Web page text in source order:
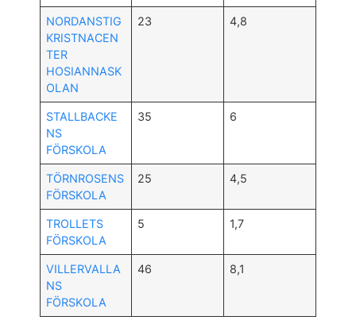
NORDANSTIG
KRISTNACEN
TER
HOSIANNASK
OLAN
23 4,8
STALLBACKE
NS
FÖRSKOLA
35 6
TÖRNROSENS
FÖRSKOLA
25 4,5
TROLLETS
FÖRSKOLA
5 1,7
VILLERVALLA
NS
FÖRSKOLA
46 8,1